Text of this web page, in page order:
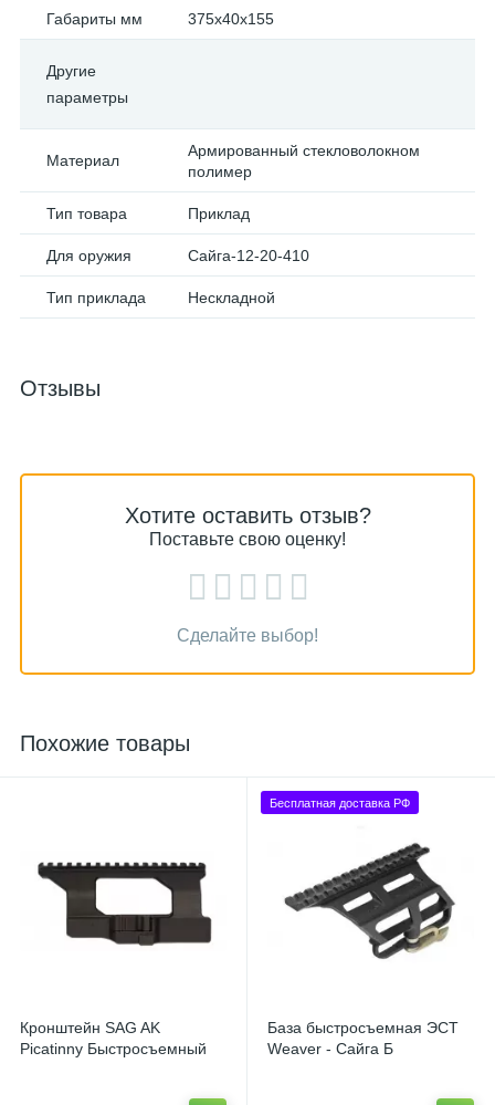
Габариты мм 375х40х155
Другие
параметры
Материал
Армированный стекловолокном
полимер
Тип товара Приклад
Для оружия Сайга-12-20-410
Тип приклада Нескладной
Отзывы
Хотите оставить отзыв?
Поставьте свою оценку!
Сделайте выбор!
Похожие товары
Кронштейн SAG AK
Picatinny Быстросъемный
Бесплатная доставка РФ
База быстросъемная ЭСТ
Weaver - Сайга Б